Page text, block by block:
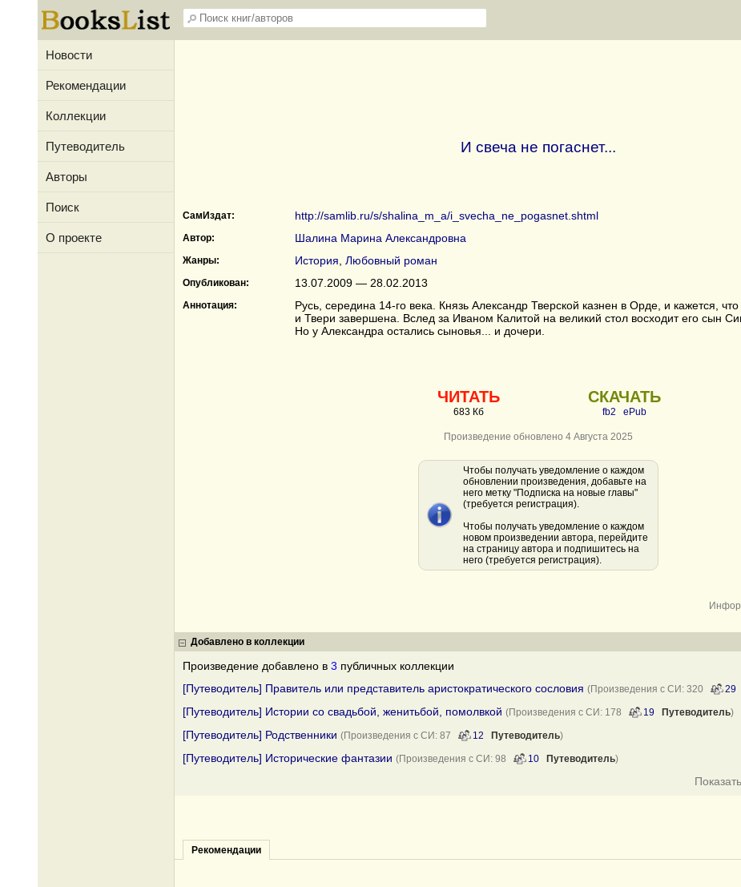
Новости
Рекомендации
Коллекции
Путеводитель
Авторы
Поиск
О проекте
И свеча не погаснет...
СамИздат: http://samlib.ru/s/shalina_m_a/i_svecha_ne_pogasnet.shtml
Автор: Шалина Марина Александровна
Жанры: История Любовный роман
Опубликован: 13.07.2009 — 28.02.2013
Аннотация:
Русь, середина 14-го века. Князь Александр Тверской казнен в Орде, и кажется,
и Твери завершена. Вслед за Иваном Калитой на великий стол восходит его сын
Но у Александра остались сыновья... и дочери.
ЧИТАТЬ
683 Кб
СКАЧАТЬ
fb2 ePub
Произведение обновлено 4 Августа 2025
Чтобы получать уведомление о каждом
обновлении произведения, добавьте на
него метку "Подписка на новые главы"
(требуется регистрация).
Чтобы получать уведомление о каждом
новом произведении автора, перейдите
на страницу автора и подпишитесь на
него (требуется регистрация).
Добавлено в коллекции
Произведение добавлено в 3 публичных коллекции
[Путеводитель] Правитель или представитель аристократического сословия (Произведения с СИ: 320 29
[Путеводитель] Истории со свадьбой, женитьбой, помолвкой (Произведения с СИ: 178 19 Путеводитель)
[Путеводитель] Родственники (Произведения с СИ: 87 12 Путеводитель)
[Путеводитель] Исторические фантазии (Произведения с СИ: 98 10 Путеводитель)
Рекомендации